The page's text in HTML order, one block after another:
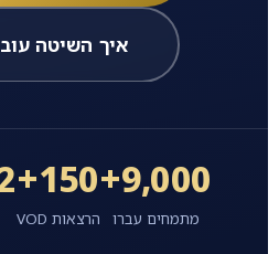
איך השיטה
9,000+
מתמחים עברו
150+
הרצאות VOD